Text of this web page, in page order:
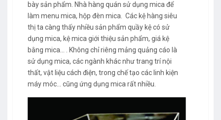
bày sản phẩm. Nhà hàng quán sử dụng mica để
làm menu mica, hộp đèn mica. Các kệ hàng siêu
thị ta càng thấy nhiều sản phẩm quầy kệ có sử
dụng mica, kệ mica giới thiệu sản phẩm, giá kệ
bằng mica... . Không chỉ riêng mảng quảng cáo là
sử dụng mica, các ngành khác như trang trí nội
thất, vật liệu cách điện, trong chế tạo các linh kiện
máy móc... cũng ứng dụng mica rất nhiều.